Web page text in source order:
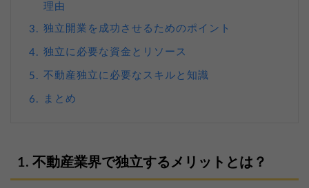
理由
3. 独立開業を成功させるためのポイント
4. 独立に必要な資金とリソース
5. 不動産独立に必要なスキルと知識
6. まとめ
不動産業界で独立するメリットとは？